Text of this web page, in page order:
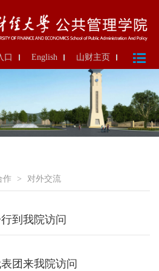
山财主页
English
口
作 > 对外交流
到我院访问
团来我院访问